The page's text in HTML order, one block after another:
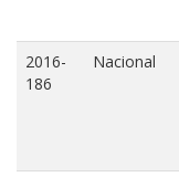
2016-
186
Nacional